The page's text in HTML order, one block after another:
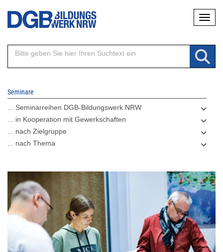
Direkt
Inhalt
Seminare
... Seminarreihen DGB-Bildungswerk NRW
... in Kooperation mit Gewerkschaften
... nach Zielgruppe
... nach Thema